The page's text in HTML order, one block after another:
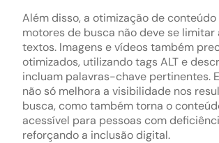
Além disso, a otimização de
motores de busca não deve se limitar
textos. Imagens e vídeos também
otimizados, utilizando tags ALT e
incluam palavras-chave pertinentes.
não só melhora a visibilidade nos
busca, como também torna o
acessível para pessoas com
reforçando a inclusão digital.